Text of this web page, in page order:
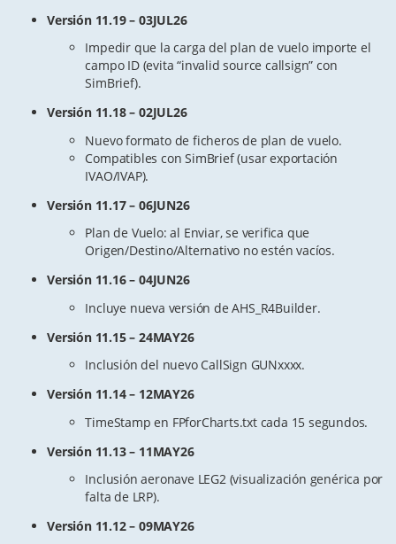
Versión 11.19 – 03JUL26
Impedir que la carga del plan de vuelo importe el
campo ID (evita “invalid source callsign” con
SimBrief).
Versión 11.18 – 02JUL26
Nuevo formato de ficheros de plan de vuelo.
Compatibles con SimBrief (usar exportación
IVAO/IVAP).
Versión 11.17 – 06JUN26
Plan de Vuelo: al Enviar, se verifica que
Origen/Destino/Alternativo no estén vacíos.
Versión 11.16 – 04JUN26
Incluye nueva versión de AHS_R4Builder.
Versión 11.15 – 24MAY26
Inclusión del nuevo CallSign GUNxxxx.
Versión 11.14 – 12MAY26
TimeStamp en FPforCharts.txt cada 15 segundos.
Versión 11.13 – 11MAY26
Inclusión aeronave LEG2 (visualización genérica por
falta de LRP).
Versión 11.12 – 09MAY26